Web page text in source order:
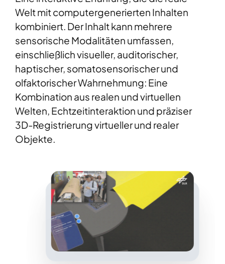
Welt mit computergenerierten Inhalten
kombiniert. Der Inhalt kann mehrere
sensorische Modalitäten umfassen,
einschließlich visueller, auditorischer,
haptischer, somatosensorischer und
olfaktorischer Wahrnehmung: Eine
Kombination aus realen und virtuellen
Welten, Echtzeitinteraktion und präziser
3D-Registrierung virtueller und realer
Objekte.